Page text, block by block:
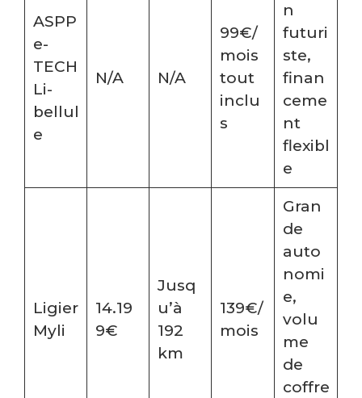
ASPP
e-
TECH
Li-
bellul
e
N/A N/A
99€/
mois
tout
inclu
s
n
futuri
ste,
finan
ceme
nt
flexibl
e
Ligier
Myli
14.19
9€
Jusq
u’à
192
km
139€/
mois
Gran
de
auto
nomi
e,
volu
me
de
coffre